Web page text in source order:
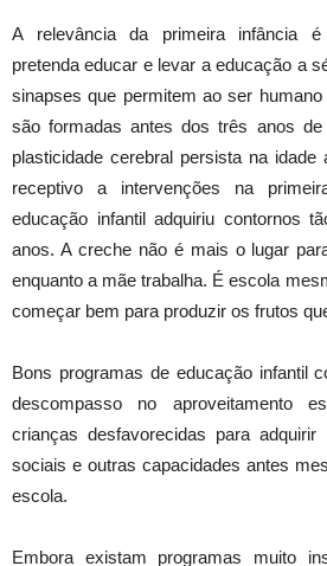
A relevância da primeira infância
pretenda educar e levar a educação a
sinapses que permitem ao ser
são formadas antes dos três anos
plasticidade cerebral persista na
receptivo a intervenções na
educação infantil adquiriu contornos
anos. A creche não é mais o lugar
enquanto a mãe trabalha. É escola
começar bem para produzir os frutos
Bons programas de educação infantil
descompasso no aproveitamento
crianças desfavorecidas para adquirir
sociais e outras capacidades antes
escola.
Embora existam programas muito